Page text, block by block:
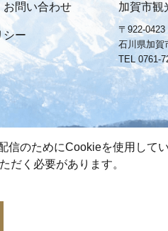
お問い合わせ
シー
加賀市観
〒922-
石川県加
TEL 0761-
のためにCookieを使用してい
だく必要があります。